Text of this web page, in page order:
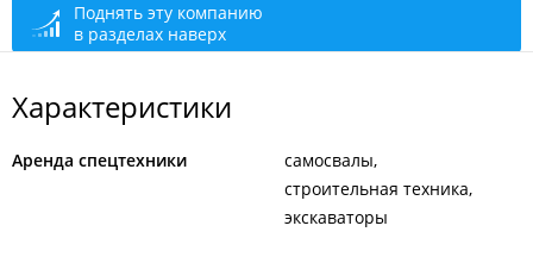
Поднять эту компанию
в разделах наверх
Характеристики
Аренда спецтехники
самосвалы
строительная техника
экскаваторы